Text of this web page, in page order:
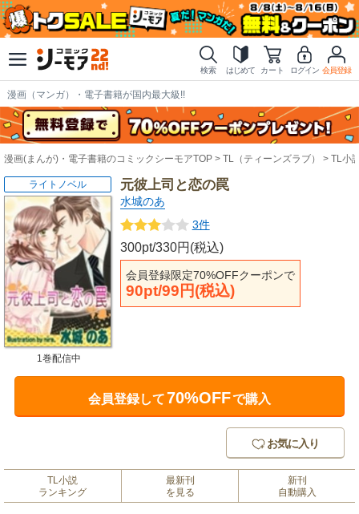
検索 はじめて カート ログイン 会員登録
漫画（マンガ）・電子書籍が国内最大級!!
漫画(まんが)・電子書籍のコミックシーモアTOP TL（ティーンズラブ） TL小
元彼上司と恋の罠
水城のあ
3件
300pt/330円(税込)
会員登録限定70%OFFクーポンで
90pt/99円(税込)
ライトノベル
1巻配信中
会員登録して70%OFFで購入
お気に入り
TL小説
ランキング
最新刊
を見る
新刊
自動購入